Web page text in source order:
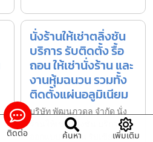
นั่งร้านให้เช่าตลิ่งชัน
บริการ รับติดตั้ง รื้อ
ถอน ให้เช่านั่งร้าน และ
งานหุ้มฉนวน รวมทั้ง
ติดตั้งแผ่นอลูมิเนียม
บริษัท พัฒนภูวดล จำกัด นั่ง
ร้านให้เช่าตลิ่งชัน บริการ รับ
ออกแบบนั่งร้าน รับเขียนแบบ
ติดต่อ ค้นหา เพิ่มเติม